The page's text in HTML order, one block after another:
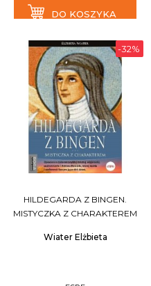
DO KOSZYKA
-32%
HILDEGARDA Z BINGEN.
MISTYCZKA Z CHARAKTEREM
Wiater Elżbieta